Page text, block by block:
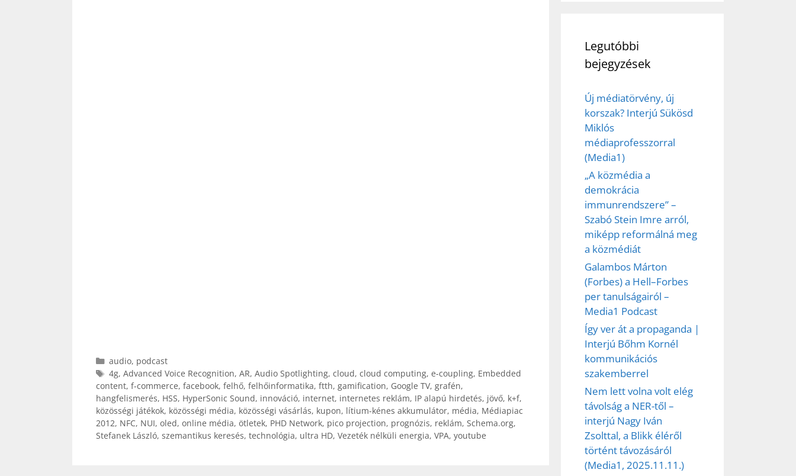
Kategória
audio, podcast
Címkék
4g, Advanced Voice Recognition, AR, Audio Spotlighting, cloud, cloud computing, e-coupling, Embedded
content, f-commerce, facebook, felhő, felhőinformatika, ftth, gamification, Google TV, grafén,
hangfelismerés, HSS, HyperSonic Sound, innováció, internet, internetes reklám, IP alapú hirdetés, jövő, k+f,
közösségi játékok, közösségi média, közösségi vásárlás, kupon, lítium-kénes akkumulátor, média, Médiapiac
2012, NFC, NUI, oled, online média, ötletek, PHD Network, pico projection, prognózis, reklám, Schema.org,
Stefanek László, szemantikus keresés, technológia, ultra HD, Vezeték nélküli energia, VPA, youtube
Legutóbbi
bejegyzések
Új médiatörvény, új
korszak? Interjú Sükösd
Miklós
médiaprofesszorral
(Media1)
„A közmédia a
demokrácia
immunrendszere” –
Szabó Stein Imre arról,
miképp reformálná meg
a közmédiát
Galambos Márton
(Forbes) a Hell–Forbes
per tanulságairól –
Media1 Podcast
Így ver át a propaganda |
Interjú Bőhm Kornél
kommunikációs
szakemberrel
Nem lett volna volt elég
távolság a NER-től –
interjú Nagy Iván
Zsolttal, a Blikk éléről
történt távozásáról
(Media1, 2025.11.11.)